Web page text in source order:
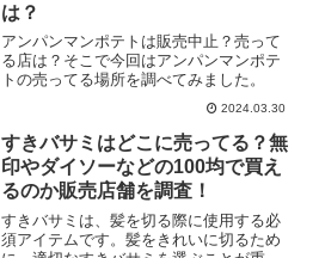
は？
アンパンマンポテトは販売中止？売って
る店は？そこで今回はアンパンマンポテ
トの売ってる場所を調べてみました。
2024.03.30
すきバサミはどこに売ってる？無
印やダイソーなどの100均で買え
るのか販売店舗を調査！
すきバサミは、髪を切る際に使用する必
須アイテムです。髪をきれいに切るため